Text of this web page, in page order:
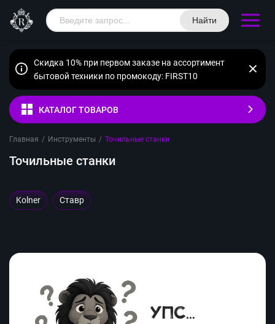
Найти
Скидка 10% при первом заказе на ассортимент
бытовой техники по промокоду: FIRST10
КАТАЛОГ ТОВАРОВ
Главная / Инструменты / Точильные станки
Точильные станки
Kolner Ставр